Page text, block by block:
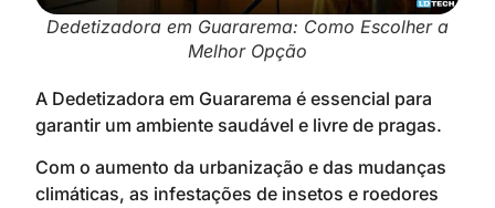
Dedetizadora em Guararema: Como Escolher a
Melhor Opção
A Dedetizadora em Guararema é essencial para
garantir um ambiente saudável e livre de pragas.
Com o aumento da urbanização e das mudanças
climáticas, as infestações de insetos e roedores